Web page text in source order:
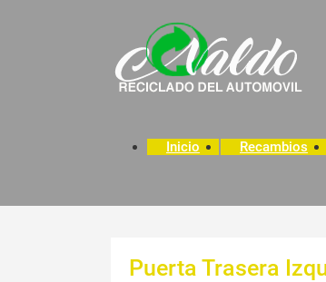
Inicio Recambios
Puerta Trasera